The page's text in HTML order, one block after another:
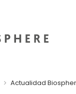
Actualidad